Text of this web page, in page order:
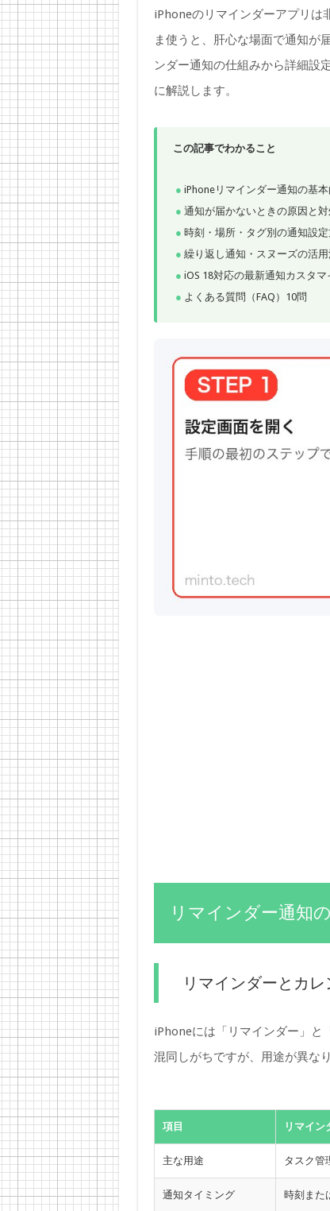
iPhoneのリマインダーアプリは
ま使うと、肝心な場面で通知が
ンダー通知の仕組みから詳細設
に解説します。
この記事でわかること
iPhoneリマインダー通知の基
通知が届かないときの原因と対
時刻・場所・タグ別の通知設
繰り返し通知・スヌーズの活
iOS 18対応の最新通知カスタマ
よくある質問（FAQ）10問
リマインダー通知
リマインダーとカ
iPhoneには「リマインダー」と
混同しがちですが、用途が異なり
項目 リマイン
主な用途 タスク管
通知タイミング 時刻また